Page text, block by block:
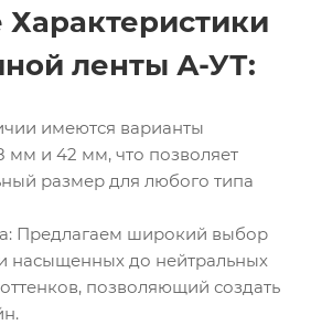
ленты А-УТ:
имеются варианты
мм и 42 мм, что позволяет
размер для любого типа
Предлагаем широкий выбор
насыщенных до нейтральных
позволяющий создать